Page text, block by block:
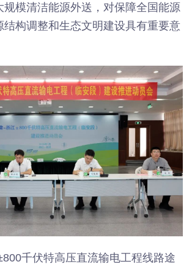
规模清洁能源外送，对保障全国能源
结构调整和生态文明建设具有重要意
千伏特高压直流输电工程线路途